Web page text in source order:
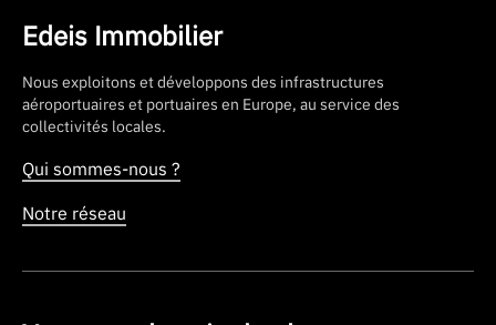
Edeis Immobilier
Nous exploitons et développons des infrastructures
aéroportuaires et portuaires en Europe, au service des
collectivités locales.
Qui sommes-nous ?
Notre réseau